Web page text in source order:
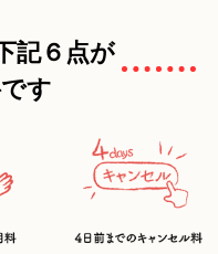
記６点が
す